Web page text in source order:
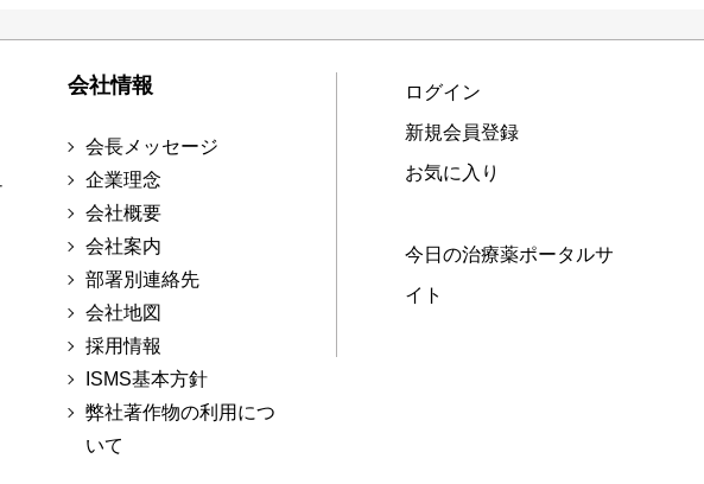
会社情報
会長メッセージ
企業理念
会社概要
会社案内
部署別連絡先
会社地図
採用情報
ISMS基本方針
弊社著作物の利用につ
いて
ログイン
新規会員登録
お気に入り
今日の治療薬ポータルサ
イト